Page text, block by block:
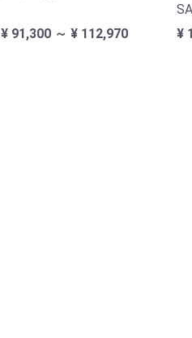
¥ 91,300 ～ ¥ 112,970
¥